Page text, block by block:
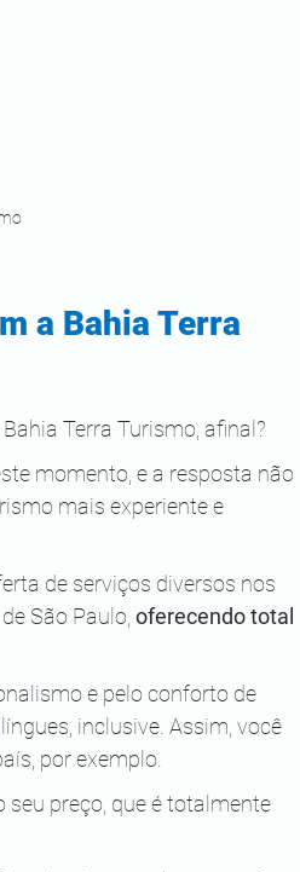
a Bahia Terra
Terra Turismo, afinal?
momento, e a resposta não
mais experiente e
de serviços diversos nos
São Paulo, oferecendo total
e pelo conforto de
inclusive. Assim, você
por exemplo.
preço, que é totalmente